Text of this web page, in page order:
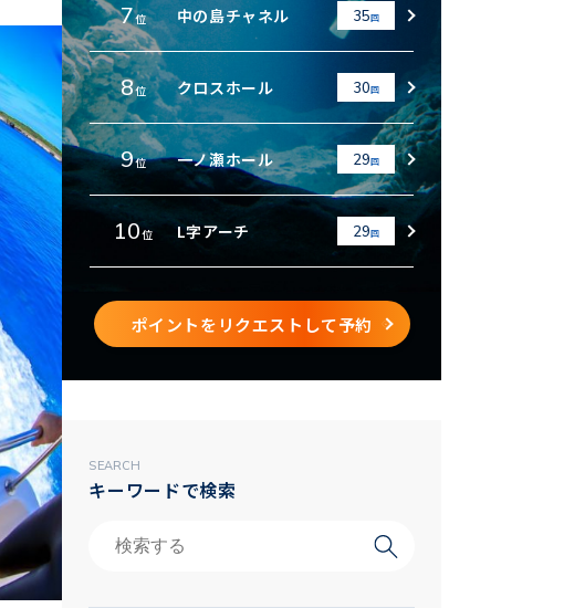
7位 中の島チャネル 35回
8位 クロスホール 30回
9位 一ノ瀬ホール 29回
10位 L字アーチ 29回
ポイントをリクエストして予約
SEARCH
キーワードで検索